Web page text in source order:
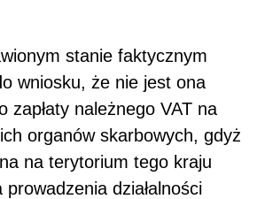
stanie faktycznym
wniosku, że nie jest ona
zapłaty należnego VAT na
organów skarbowych, gdyż
na terytorium tego kraju
prowadzenia działalności